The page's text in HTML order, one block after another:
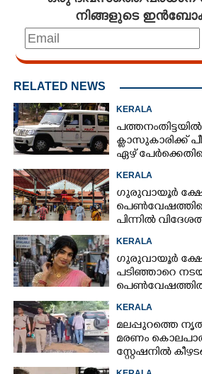
നിങ്ങളുടെ
RELATED NEWS
KERALA
പത്തനംതിട്ടയിൽ
ക്ലാസുകാരിക്ക്
ഏഴ്
മൂന്നുപേർ
KERALA
ഗുരുവായൂർ
പിന്നിൽ
ചിത്രങ്ങൾ
KERALA
ഗുരുവായൂർ
പടിഞ്ഞാറെ
തെളിഞ്ഞത്
KERALA
മലപ്പുറത്തെ
മരണം
സ്റ്റേഷനിൽ